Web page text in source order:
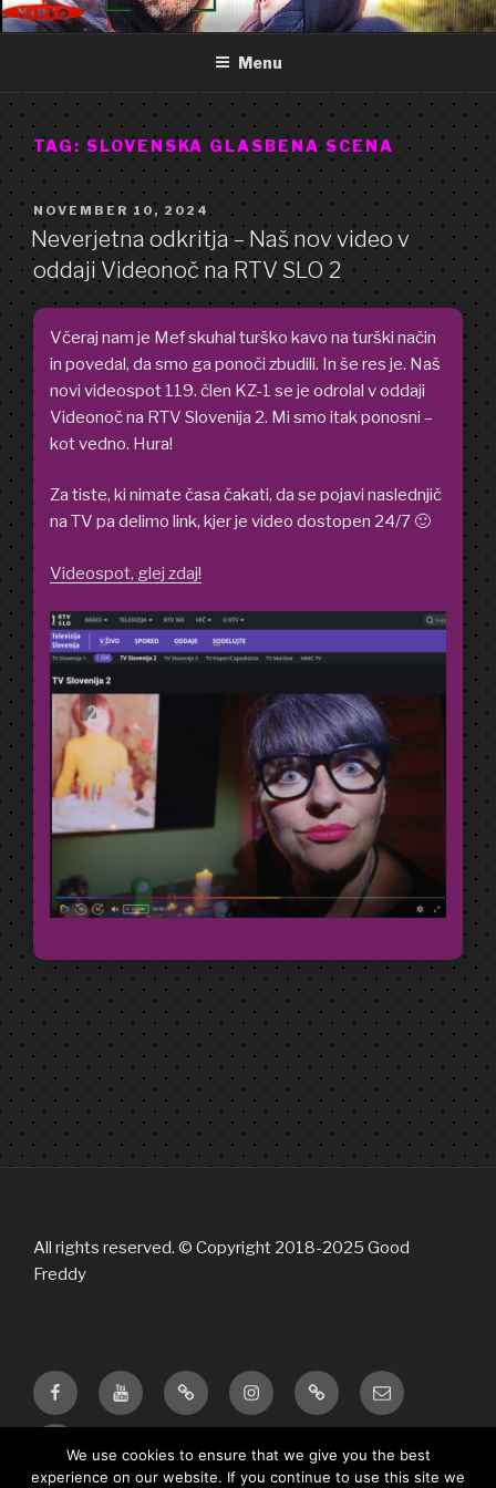
Skip
to
GOOD FREDDY
Art punk band from Izola Slovenia. We are just what you see.
Menu
TAG: SLOVENSKA GLASBENA SCENA
POSTED
ON
NOVEMBER 10, 2024
Neverjetna odkritja – Naš nov video v
oddaji Videonoč na RTV SLO 2
Včeraj nam je Mef skuhal turško kavo na turški način
in povedal, da smo ga ponoči zbudili. In še res je. Naš
novi videospot 119. člen KZ-1 se je odrolal v oddaji
Videonoč na RTV Slovenija 2. Mi smo itak ponosni –
kot vedno. Hura!
Za tiste, ki nimate časa čakati, da se pojavi naslednjič
na TV pa delimo link, kjer je video dostopen 24/7 🙂
Videospot, glej zdaj!
All rights reserved. © Copyright 2018-2025 Good
Freddy
FacebookYoutubeBandcampInstagramTik
Tok
Email
We use cookies to ensure that we give you the best
experience on our website. If you continue to use this site we